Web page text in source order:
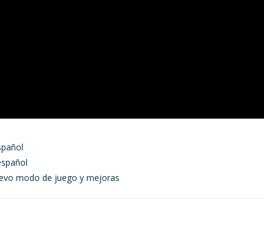
modo de juego y mejoras